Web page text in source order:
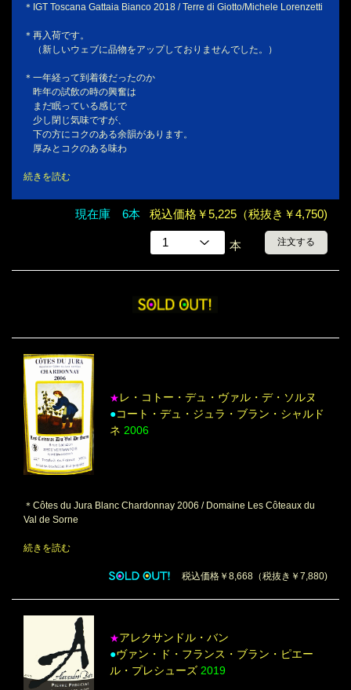
＊IGT Toscana Gattaia Bianco 2018 / Terre di Giotto/Michele Lorenzetti
＊再入荷です。
（新しいウェブに品物をアップしておりませんでした。）
＊一年経って到着後だったのか
昨年の試飲の時の興奮は
まだ眠っている感じで
少し閉じ気味ですが、
下の方にコクのある余韻があります。
厚みとコクのある味わ
続きを読む
現在庫 6本 税込価格￥5,225（税抜き￥4,750)
本 注文する
★ レ・コトー・デュ・ヴァル・デ・ソルヌ
●コート・デュ・ジュラ・ブラン・シャルド
ネ 2006
＊Côtes du Jura Blanc Chardonnay 2006 / Domaine Les Côteaux du
Val de Sorne
続きを読む
税込価格￥8,668（税抜き￥7,880)
★アレクサンドル・バン
●ヴァン・ド・フランス・ブラン・ピエー
ル・プレシューズ 2019